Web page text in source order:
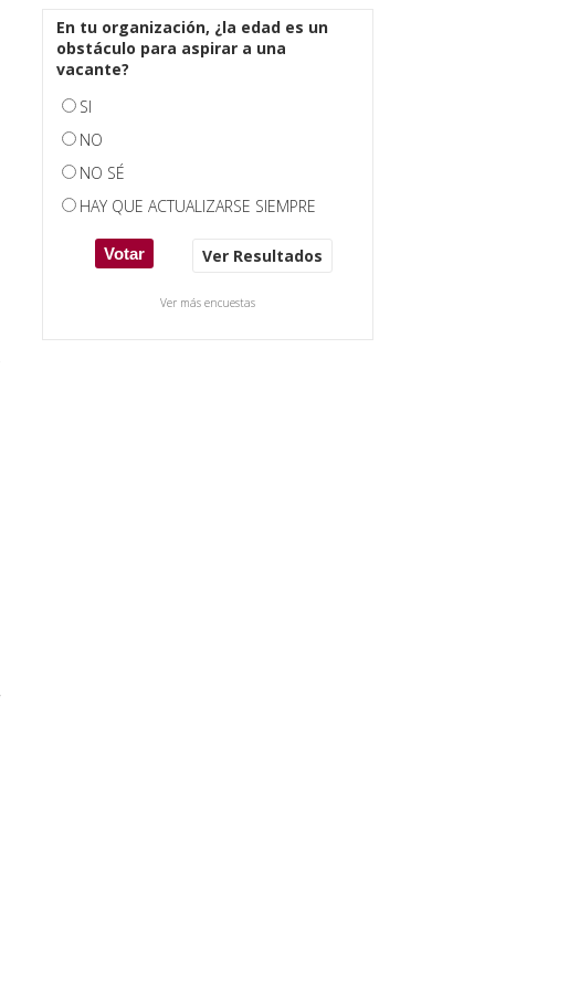
En tu organización, ¿la edad es un
obstáculo para aspirar a una
vacante?
SI
NO
NO SÉ
HAY QUE ACTUALIZARSE SIEMPRE
Ver Resultados
Ver más encuestas